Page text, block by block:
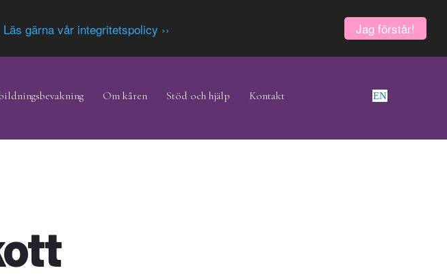
Jag förstår!
Läs gärna vår integritetspolicy ››
Om kåren Stöd och hjälp Kontakt EN